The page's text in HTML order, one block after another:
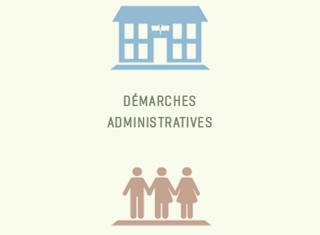
DÉMARCHES
ADMINISTRATIVES